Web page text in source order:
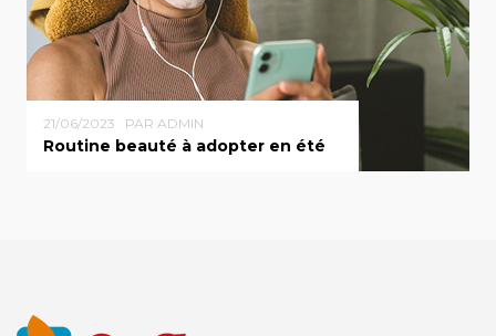
21/06/2023 PAR ADMIN
Routine beauté à adopter en été